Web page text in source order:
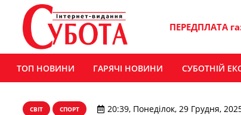
ПЕРЕДПЛАТА
ТОП НОВИНИ ГАРЯЧІ НОВИНИ СУБОТНІЙ
СВІТ СПОРТ 20:39, Понеділок, 29 Грудня,